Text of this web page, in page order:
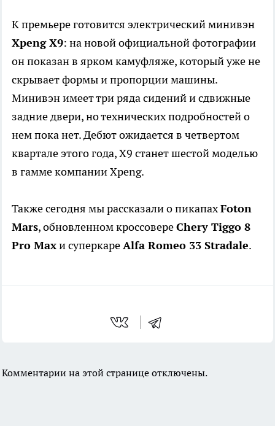
К премьере готовится электрический минивэн
Xpeng X9: на новой официальной фотографии
он показан в ярком камуфляже, который уже не
скрывает формы и пропорции машины.
Минивэн имеет три ряда сидений и сдвижные
задние двери, но технических подробностей о
нем пока нет. Дебют ожидается в четвертом
квартале этого года, X9 станет шестой моделью
в гамме компании Xpeng.
Также сегодня мы рассказали о пикапахFoton
Mars, обновленном кроссовереChery Tiggo 8
Pro Maxи суперкареAlfa Romeo 33 Stradale.
Комментарии на этой странице отключены.